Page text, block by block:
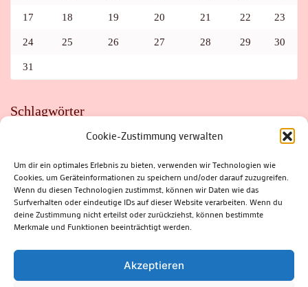
Cookie-Zustimmung verwalten
Um dir ein optimales Erlebnis zu bieten, verwenden wir Technologien wie
Cookies, um Geräteinformationen zu speichern und/oder darauf zuzugreifen.
Wenn du diesen Technologien zustimmst, können wir Daten wie das
Surfverhalten oder eindeutige IDs auf dieser Website verarbeiten. Wenn du
deine Zustimmung nicht erteilst oder zurückziehst, können bestimmte
Merkmale und Funktionen beeinträchtigt werden.
Akzeptieren
17 18 19 20 21 22 23
24 25 26 27 28 29 30
31
Schlagwörter
FAHRRAD
FLOHMARKT FOLK GEWINNSPIEL
HITZE
HITZEFALLE AUTO
IRISH DANCE JAZZ
KABARETT
KINDER
KIRMES KLASSIK
KLEINE SUHLER REIHE
KRIMI
KULTUR LESUNG LOTTO
MEININGEN
PARASITEN
PILZE SCHLEUSINGEN
SCHULWEG
SOMMERFERIEN
SPORT SRH
STADTFEST
STADTMARKETING
STRASSENSPERRUNG
SUHL
SUHLER FRÜHLING
SUHLER STADTMARKETING
THÜRINGER WALD
ZELLA-MEHLIS